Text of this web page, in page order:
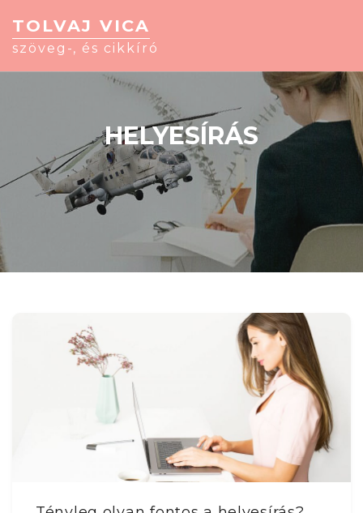
TOLVAJ VICA
szöveg-, és cikkíró
HELYESÍRÁS